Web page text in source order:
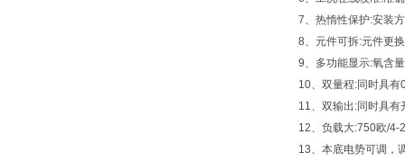
7、热惰性保护:安装
8、元件可拆:元件更
9、多功能显示:氧含
10、双量程:同时具
11、双输出:同时具
12、负载大:750欧/4-
13、本底电势可调，